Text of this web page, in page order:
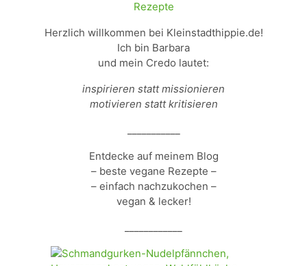
Herzlich willkommen bei Kleinstadthippie.de!
Ich bin Barbara
und mein Credo lautet:
inspirieren statt missionieren
motivieren statt kritisieren
Entdecke auf meinem Blog
– beste vegane Rezepte –
– einfach nachzukochen –
vegan & lecker!